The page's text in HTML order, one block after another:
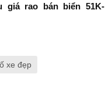
giá rao bán biển 51K-
xe đẹp